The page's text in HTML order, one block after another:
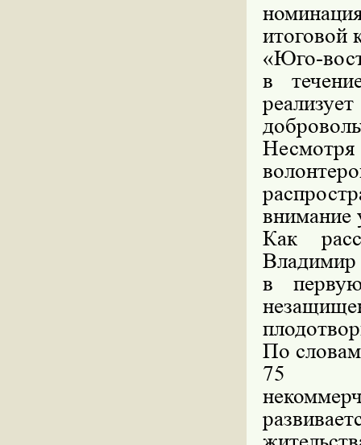
итоговой
«Юго-
в
Несмотря
внимание
Как
в
По
75